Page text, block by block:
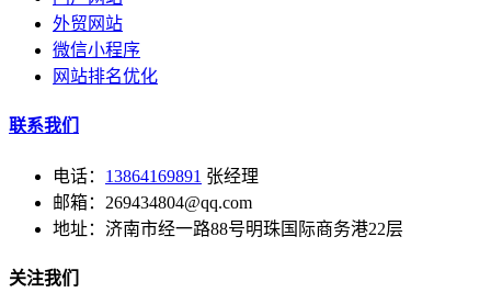
外贸网站
微信小程序
网站排名优化
联系我们
电话： 13864169891 张经理
邮箱：269434804@qq.com
地址：济南市经一路88号明珠国际商务港22层
关注我们